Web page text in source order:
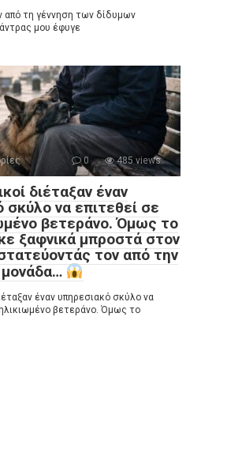
από τη γέννηση των δίδυμων
μου έφυγε
0 485 views
διέταξαν έναν
σκύλο να επιτεθεί σε
βετεράνο. Όμως το
ξαφνικά μπροστά στον
τον από την
μονάδα…
έναν υπηρεσιακό σκύλο να
βετεράνο. Όμως το